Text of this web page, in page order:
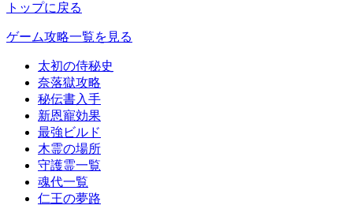
トップに戻る
ゲーム攻略一覧を見る
太初の侍秘史
奈落獄攻略
秘伝書入手
新恩寵効果
最強ビルド
木霊の場所
守護霊一覧
魂代一覧
仁王の夢路